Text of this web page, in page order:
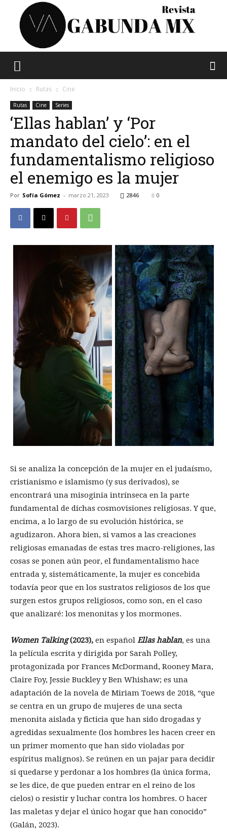
Mx
Inicio Rutas Cine
Rutas Cine Series
‘Ellas hablan’ y ‘Por
mandato del cielo’: en el
fundamentalismo religioso
el enemigo es la mujer
Por Sofía Gómez - marzo 21, 2023 2846 0
Si se analiza la concepción de la mujer en el judaísmo,
cristianismo e islamismo (y sus derivados), se
encontrará una misoginia intrínseca en la parte
fundamental de dichas cosmovisiones religiosas. Y que,
encima, a lo largo de su evolución histórica, se
agudizaron. Ahora bien, si vamos a las creaciones
religiosas emanadas de estas tres macro-religiones, las
cosas se ponen aún peor, el fundamentalismo hace
entrada y, sistemáticamente, la mujer es concebida
todavía peor que en los sustratos religiosos de los que
surgen estos grupos religiosos, como son, en el caso
que analizaré: los menonitas y los mormones.
Women Talking(2023), en español Ellas hablan, es una
la película escrita y dirigida por Sarah Polley,
protagonizada por Frances McDormand, Rooney Mara,
Claire Foy, Jessie Buckley y Ben Whishaw; es una
adaptación de la novela de Miriam Toews de 2018, “que
se centra en un grupo de mujeres de una secta
menonita aislada y ficticia que han sido drogadas y
agredidas sexualmente (los hombres les hacen creer en
un primer momento que han sido violadas por
espíritus malignos). Se reúnen en un pajar para decidir
si quedarse y perdonar a los hombres (la única forma,
se les dice, de que pueden entrar en el reino de los
cielos) o resistir y luchar contra los hombres. O hacer
las maletas y dejar el único hogar que han conocido”
(Galán, 2023).